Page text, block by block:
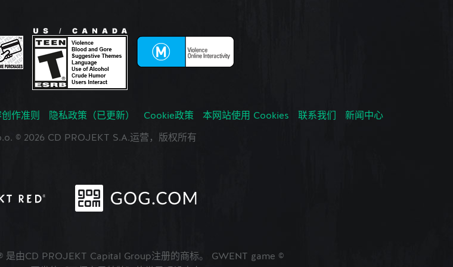
作准则 隐私政策（已更新） Cookie政策 本网站使用 Cookies 联系我们 新闻中心
© 2026 CD PROJEKT S.A.运营，版权所有
由CD PROJEKT Capital Group注册的商标。 GWENT game ©